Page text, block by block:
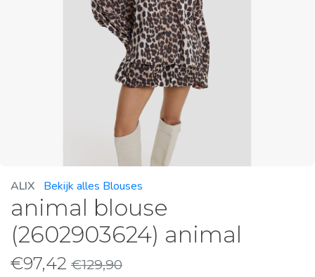
ALIX Bekijk alles Blouses
animal blouse
(2602903624) animal
€97,42 €129,90